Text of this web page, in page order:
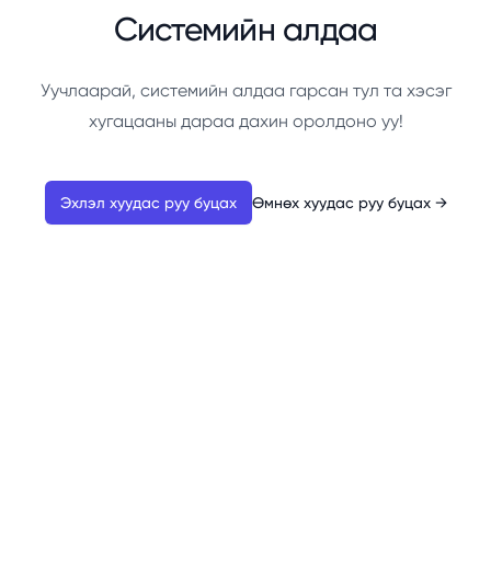
Системийн алдаа
Уучлаарай, системийн алдаа гарсан тул та хэсэг
хугацааны дараа дахин оролдоно уу!
Эхлэл хуудас руу буцах Өмнөх хуудас руу буцах →